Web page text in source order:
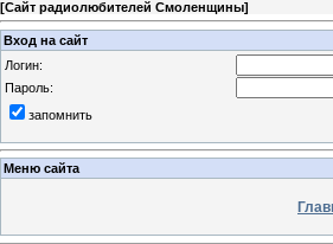
[Сайт радиолюбителей Смоленщины]
Вход на сайт
Логин:
Пароль:
запомнить
Меню сайта